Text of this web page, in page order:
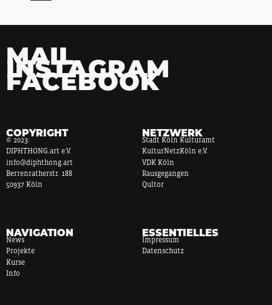
MAIL
INSTAGRAM
FACEBOOK
COPYRIGHT
© 2023:
DIPHTHONG.art e.V.
info@diphthong.art
Berrenratherstr. 188
50937 Köln
NETZWERK
Stadt Köln Kulturamt
KulturNetzKöln e.V.
VDK Köln
Rausgegangen
Qultor
NAVIGATION
News
Projekte
Kurse
Info
ESSENTIELLES
Impressum
Datenschutz